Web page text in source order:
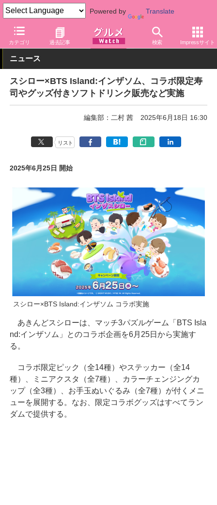
Powered by Translate
カテゴリ 過去記事 検索 Impressサイト
グルメ Watch 店舗 スシロー
ニュース
スシロー×BTS Island:インザソム、コラボ限定寿
司やグッズ付きソフトドリンク販売など実施
編集部：二村 茜 2025年6月18日 16:30
リスト
2025年6月25日 開始
スシロー×BTS Island:インザソム コラボ実施
あきんどスシローは、マッチ3パズルゲーム「BTS Isla
nd:インザソム」とのコラボ企画を6月25日から実施す
る。
コラボ限定ピック（全14種）やステッカー（全14
種）、ミニアクスタ（全7種）、カラーチェンジングカ
ップ（全3種）、お手玉ぬいぐるみ（全7種）が付くメニ
ューを展開する。なお、限定コラボグッズはすべてラン
ダムで提供する。